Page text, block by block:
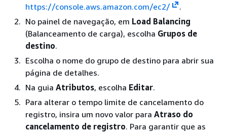
https://console.aws.amazon.com/ec2/
.
No painel de navegação, em Load Balancing
(Balanceamento de carga), escolha Grupos de
destino.
Escolha o nome do grupo de destino para abrir sua
página de detalhes.
Na guia Atributos, escolha Editar.
Para alterar o tempo limite de cancelamento do
registro, insira um novo valor para Atraso do
cancelamento de registro. Para garantir que as